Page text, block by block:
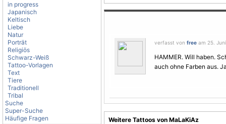
in progress
Japanisch
Keltisch
Liebe
Natur
Porträt
Religiös
Schwarz-Weiß
Tattoo-Vorlagen
Text
Tiere
Traditionell
Tribal
Suche
Super-Suche
Häufige Fragen
verfasst von free am 25.
HAMMER. Will haben.
auch ohne Farben aus.
Weitere Tattoos von MaLaKiAz